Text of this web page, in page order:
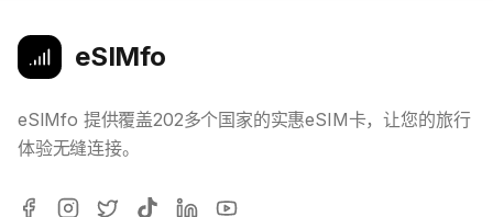
eSIMfo
eSIMfo 提供覆盖202多个国家的实惠eSIM卡，让您的旅行
体验无缝连接。